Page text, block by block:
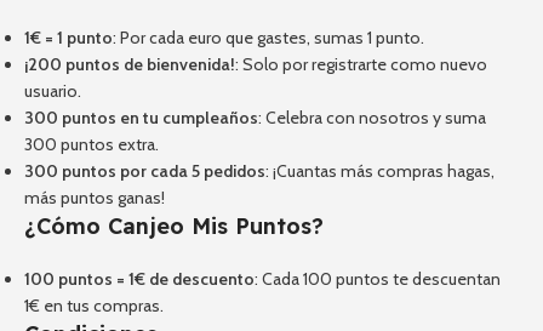
1€ = 1 punto: Por cada euro que gastes, sumas 1 punto.
¡200 puntos de bienvenida!: Solo por registrarte como nuevo
usuario.
300 puntos en tu cumpleaños: Celebra con nosotros y suma
300 puntos extra.
300 puntos por cada 5 pedidos: ¡Cuantas más compras hagas,
más puntos ganas!
¿Cómo Canjeo Mis Puntos?
100 puntos = 1€ de descuento: Cada 100 puntos te descuentan
1€ en tus compras.